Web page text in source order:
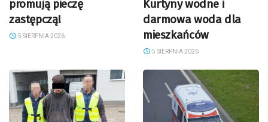
promują pieczę
zastępczą!
5 SIERPNIA 2026
Kurtyny wodne i
darmowa woda dla
mieszkańców
5 SIERPNIA 2026